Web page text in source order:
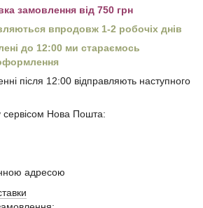
замовлення від 750 грн
впродовж 1-2 робочіх днів
до 12:00 ми стараємось
після 12:00 відправляють наступного
сервісом Нова Пошта:
адресою